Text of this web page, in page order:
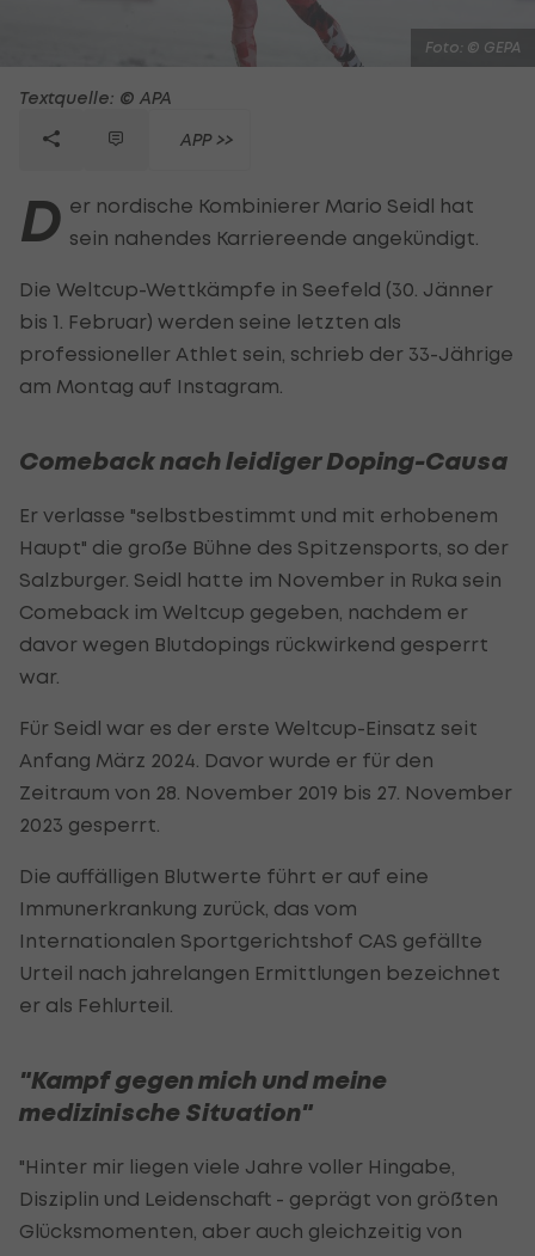
Foto: © GEPA
Textquelle: © APA
APP >>
D er nordische Kombinierer Mario Seidl hat
sein nahendes Karriereende angekündigt.
Die Weltcup-Wettkämpfe in Seefeld (30. Jänner
bis 1. Februar) werden seine letzten als
professioneller Athlet sein, schrieb der 33-Jährige
am Montag auf Instagram.
Comeback nach leidiger Doping-Causa
Er verlasse "selbstbestimmt und mit erhobenem
Haupt" die große Bühne des Spitzensports, so der
Salzburger. Seidl hatte im November in Ruka sein
Comeback im Weltcup gegeben, nachdem er
davor wegen Blutdopings rückwirkend gesperrt
war.
Für Seidl war es der erste Weltcup-Einsatz seit
Anfang März 2024. Davor wurde er für den
Zeitraum von 28. November 2019 bis 27. November
2023 gesperrt.
Die auffälligen Blutwerte führt er auf eine
Immunerkrankung zurück, das vom
Internationalen Sportgerichtshof CAS gefällte
Urteil nach jahrelangen Ermittlungen bezeichnet
er als Fehlurteil.
"Kampf gegen mich und meine
medizinische Situation"
"Hinter mir liegen viele Jahre voller Hingabe,
Disziplin und Leidenschaft - geprägt von größten
Glücksmomenten, aber auch gleichzeitig von